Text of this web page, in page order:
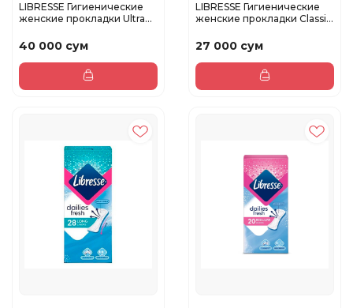
LIBRESSE Гигиенические
женские прокладки Ultra
40 000 сум
LIBRESSE Гигиенические
женские прокладки Classic
27 000 сум